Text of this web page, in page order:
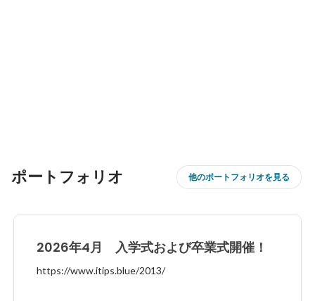
ポートフォリオ 他のポートフォリオを見る
2026年4月 入学式および卒業式開催！
https://www.itips.blue/2013/